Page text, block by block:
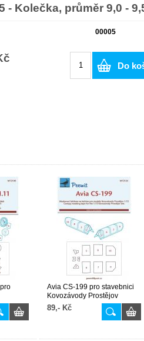
- Kolečka, průměr 9,0 -
00005
Do
Avia CS-199 pro stavebnici
Kovozávody Prostějov
89,- Kč